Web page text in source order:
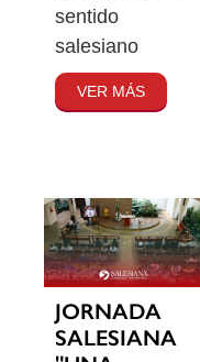
sentido
salesiano
VER MÁS
JORNADA
SALESIANA